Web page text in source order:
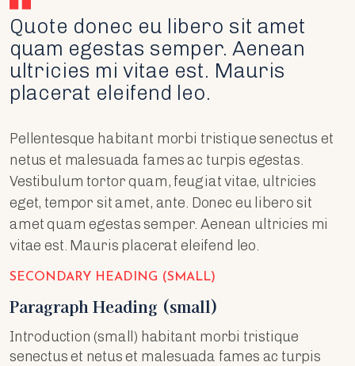
Quote donec eu libero sit amet
quam egestas semper. Aenean
ultricies mi vitae est. Mauris
placerat eleifend leo.
Pellentesque habitant morbi tristique senectus et
netus et malesuada fames ac turpis egestas.
Vestibulum tortor quam, feugiat vitae, ultricies
eget, tempor sit amet, ante. Donec eu libero sit
amet quam egestas semper. Aenean ultricies mi
vitae est. Mauris placerat eleifend leo.
SECONDARY HEADING (SMALL)
Paragraph Heading (small)
Introduction (small) habitant morbi tristique
senectus et netus et malesuada fames ac turpis